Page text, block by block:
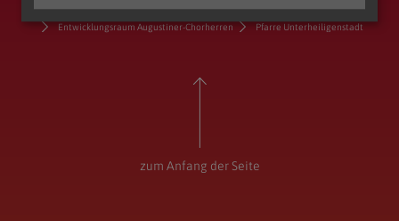
Entwicklungsraum Augustiner-Chorherren
Pfarre Unterheiligenstadt
zum Anfang der Seite